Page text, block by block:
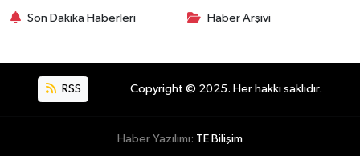
Son Dakika Haberleri Haber Arşivi
RSS Copyright © 2025. Her hakkı saklıdır.
Haber Yazılımı: TE Bilişim